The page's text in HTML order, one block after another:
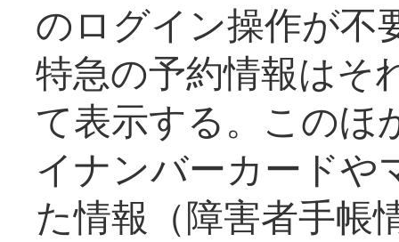
のログイン操作が不
特急の予約情報はそ
て表示する。このほ
イナンバーカードや
た情報（障害者手帳